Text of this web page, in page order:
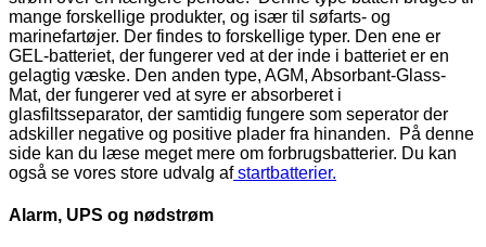
mange forskellige produkter, og især til søfarts- og
marinefartøjer. Der findes to forskellige typer. Den ene er
GEL-batteriet, der fungerer ved at der inde i batteriet er en
gelagtig væske. Den anden type, AGM, Absorbant-Glass-
Mat, der fungerer ved at syre er absorberet i
glasfiltsseparator, der samtidig fungere som seperator der
adskiller negative og positive plader fra hinanden. På denne
side kan du læse meget mere om forbrugsbatterier. Du kan
også se vores store udvalg afstartbatterier.
Alarm, UPS og nødstrøm